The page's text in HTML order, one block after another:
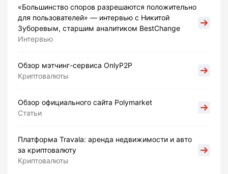
«Большинство споров разрешаются положительно
для пользователей» — интервью с Никитой
Зуборевым, старшим аналитиком BestChange
Интервью
Обзор мэтчинг-сервиса OnlyP2P
Криптовалюты
Обзор официального сайта Polymarket
Статьи
Платформа Travala: аренда недвижимости и авто
за криптовалюту
Криптовалюты